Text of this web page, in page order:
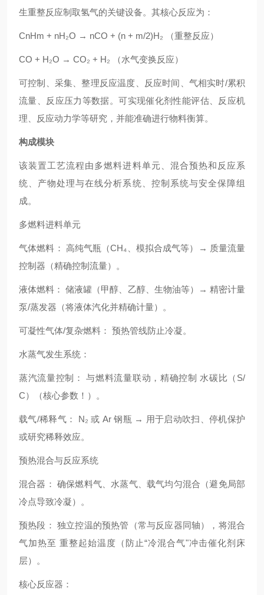
生重整反应制取氢气的关键设备。其核心反应为：
CnHm + nH₂O → nCO + (n + m/2)H₂ （重整反应）
CO + H₂O → CO₂ + H₂ （水气变换反应）
可控制、采集、整理反应温度、反应时间、气相实时/累积
流量、反应压力等数据。可实现催化剂性能评估、反应机
理、反应动力学等研究，并能准确进行物料衡算。
构成模块
该装置工艺流程由多燃料进料单元、混合预热和反应系
统、产物处理与在线分析系统、控制系统与安全保障组
成。
多燃料进料单元
气体燃料： 高纯气瓶（CH₄、模拟合成气等）→ 质量流量
控制器（精确控制流量）。
液体燃料： 储液罐（甲醇、乙醇、生物油等）→ 精密计量
泵/蒸发器（将液体汽化并精确计量）。
可凝性气体/复杂燃料： 预热管线防止冷凝。
水蒸气发生系统：
蒸汽流量控制： 与燃料流量联动，精确控制 水碳比（S/
C）（核心参数！）。
载气/稀释气： N₂ 或 Ar 钢瓶 → 用于启动吹扫、停机保护
或研究稀释效应。
预热混合与反应系统
混合器： 确保燃料气、水蒸气、载气均匀混合（避免局部
冷点导致冷凝）。
预热段： 独立控温的预热管（常与反应器同轴），将混合
气加热至 重整起始温度（防止“冷混合气"冲击催化剂床
层）。
核心反应器：